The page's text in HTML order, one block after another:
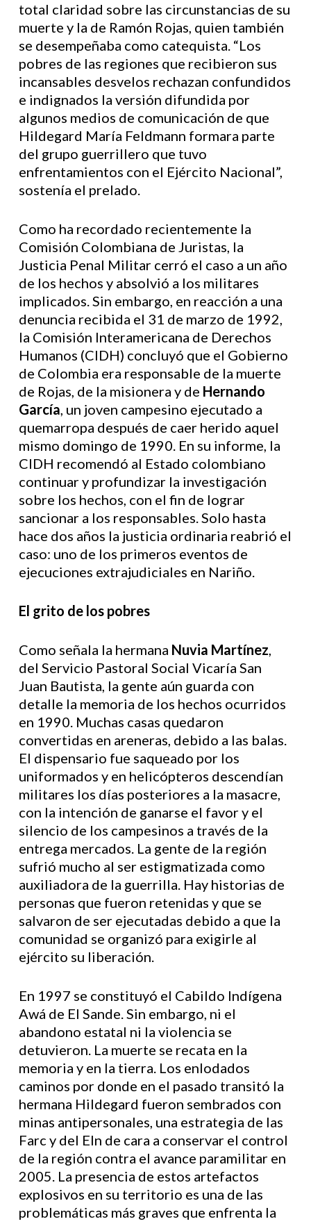
total claridad sobre las circunstancias de su
muerte y la de Ramón Rojas, quien también
se desempeñaba como catequista. “Los
pobres de las regiones que recibieron sus
incansables desvelos rechazan confundidos
e indignados la versión difundida por
algunos medios de comunicación de que
Hildegard María Feldmann formara parte
del grupo guerrillero que tuvo
enfrentamientos con el Ejército Nacional”,
sostenía el prelado.
Como ha recordado recientemente la
Comisión Colombiana de Juristas, la
Justicia Penal Militar cerró el caso a un año
de los hechos y absolvió a los militares
implicados. Sin embargo, en reacción a una
denuncia recibida el 31 de marzo de 1992,
la Comisión Interamericana de Derechos
Humanos (CIDH) concluyó que el Gobierno
de Colombia era responsable de la muerte
de Rojas, de la misionera y de Hernando
García, un joven campesino ejecutado a
quemarropa después de caer herido aquel
mismo domingo de 1990. En su informe, la
CIDH recomendó al Estado colombiano
continuar y profundizar la investigación
sobre los hechos, con el fin de lograr
sancionar a los responsables. Solo hasta
hace dos años la justicia ordinaria reabrió el
caso: uno de los primeros eventos de
ejecuciones extrajudiciales en Nariño.
El grito de los pobres
Como señala la hermana Nuvia Martínez,
del Servicio Pastoral Social Vicaría San
Juan Bautista, la gente aún guarda con
detalle la memoria de los hechos ocurridos
en 1990. Muchas casas quedaron
convertidas en areneras, debido a las balas.
El dispensario fue saqueado por los
uniformados y en helicópteros descendían
militares los días posteriores a la masacre,
con la intención de ganarse el favor y el
silencio de los campesinos a través de la
entrega mercados. La gente de la región
sufrió mucho al ser estigmatizada como
auxiliadora de la guerrilla. Hay historias de
personas que fueron retenidas y que se
salvaron de ser ejecutadas debido a que la
comunidad se organizó para exigirle al
ejército su liberación.
En 1997 se constituyó el Cabildo Indígena
Awá de El Sande. Sin embargo, ni el
abandono estatal ni la violencia se
detuvieron. La muerte se recata en la
memoria y en la tierra. Los enlodados
caminos por donde en el pasado transitó la
hermana Hildegard fueron sembrados con
minas antipersonales, una estrategia de las
Farc y del Eln de cara a conservar el control
de la región contra el avance paramilitar en
2005. La presencia de estos artefactos
explosivos en su territorio es una de las
problemáticas más graves que enfrenta la